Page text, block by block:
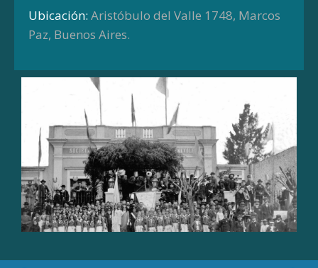
Ubicación: Aristóbulo del Valle 1748, Marcos
Paz, Buenos Aires.